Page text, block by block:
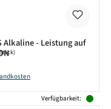
Alkaline - Leistung auf
Verfügbarkeit: